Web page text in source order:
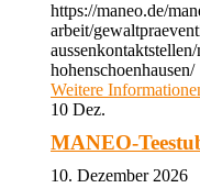
https://maneo.de/
arbeit/
hohenschoenhausen/
Weitere
10 Dez.
MANEO-
10. Dezember 2026